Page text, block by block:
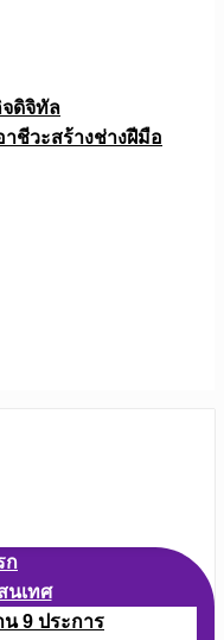
ดิจิทัล
ชีวะสร้างช่างฝีมือ
ก
นเทศ
9 ประการ